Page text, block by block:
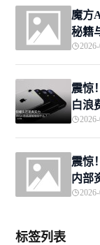
魔方
秘籍
震惊
白浪
震惊
内部
标签列表